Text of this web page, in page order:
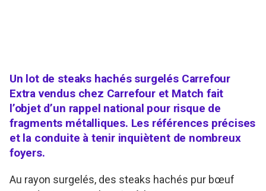
Un lot de steaks hachés surgelés Carrefour
Extra vendus chez Carrefour et Match fait
l’objet d’un rappel national pour risque de
fragments métalliques. Les références précises
et la conduite à tenir inquiètent de nombreux
foyers.
Au rayon surgelés, des steaks hachés pur bœuf